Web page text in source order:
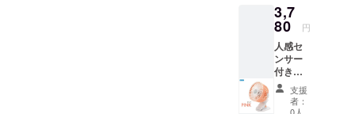
ンターネッ
ト販売、卸
販売を行っ
ています。
時代の変化
3,7
80 円
人感セ
ンサー
付き２
WAY
ファ
ン ×1
支援
者：
0人